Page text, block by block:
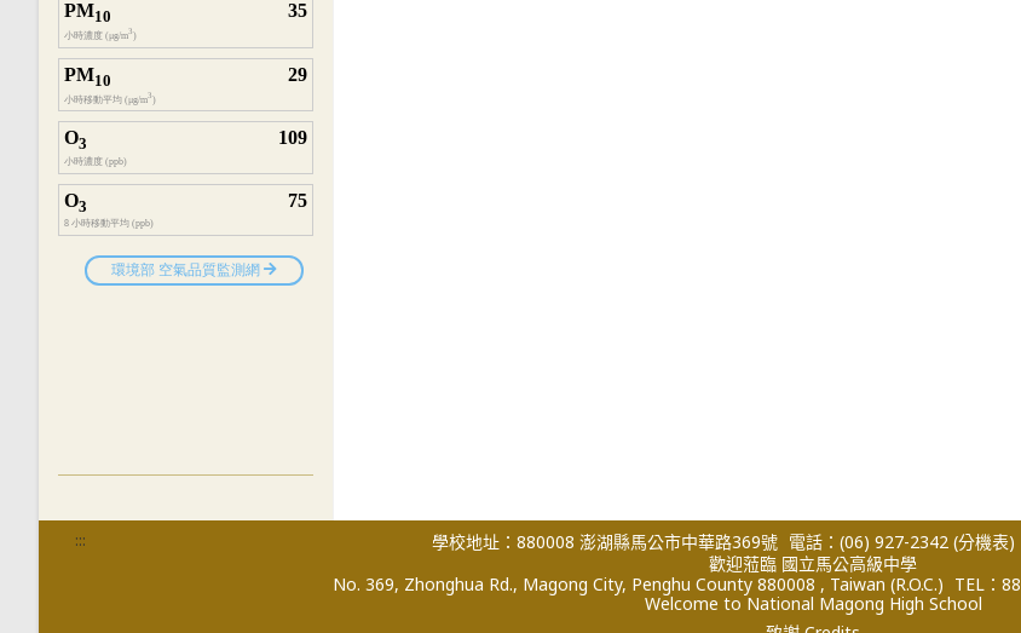
::: 學校地址：880008 澎湖縣馬公市中華路369號 電話：(06) 927-2342 (分機表)
歡迎蒞臨 國立馬公高級中學
No. 369, Zhonghua Rd., Magong City, Penghu County 880008 , Taiwan (R.O.C.) TEL：
Welcome to National Magong High School